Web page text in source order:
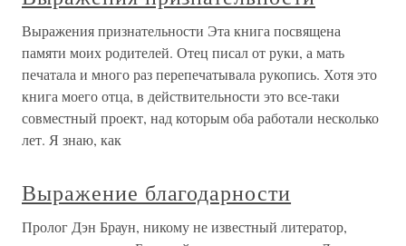
Выражения признательности Эта книга посвящена
памяти моих родителей. Отец писал от руки, а мать
печатала и много раз перепечатывала рукопись. Хотя это
книга моего отца, в действительности это все-таки
совместный проект, над которым оба работали несколько
лет. Я знаю, как
Выражение благодарности
Пролог Дэн Браун, никому не известный литератор,